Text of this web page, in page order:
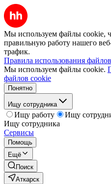
Мы используем файлы cookie,
правильную работу нашего
трафик.
Правила использования
Мы используем файлы cookie.
файлов cookie
Понятно
Ищу сотрудника
Ищу работу
Ищу
Ищу сотрудника
Сервисы
Помощь
Ещё
Поиск
Аткарск